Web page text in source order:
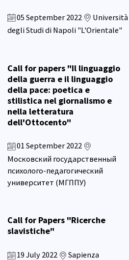
05 September 2022
Università
degli Studi di Napoli "L'Orientale"
Call for papers "Il linguaggio
della guerra e il linguaggio
della pace: poetica e
stilistica nel giornalismo e
nella letteratura
dell'Ottocento"
01 September 2022
Московский государственный
психолого-педагогический
университет (МГППУ)
Call for Papers "Ricerche
slavistiche"
19 July 2022
Sapienza